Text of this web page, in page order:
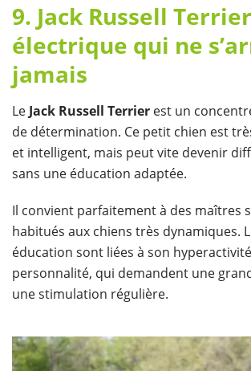
9. Jack Russell
électrique qui ne
jamais
Le Jack Russell Terrier est un
de détermination. Ce petit chien est
et intelligent, mais peut vite devenir
sans une éducation adaptée.
Il convient parfaitement à des maîtres
habitués aux chiens très dynamiques.
éducation sont liées à son
personnalité, qui demandent une
une stimulation régulière.